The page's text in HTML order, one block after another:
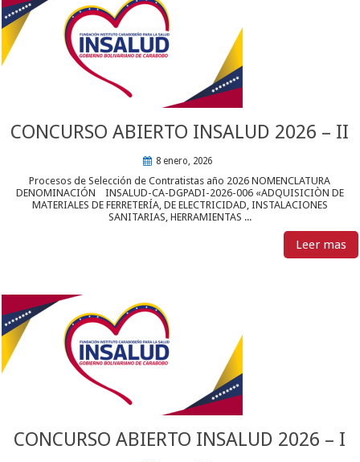
CONCURSO ABIERTO INSALUD 2026 – II
8 enero, 2026
Procesos de Selección de Contratistas año 2026 NOMENCLATURA
DENOMINACIÓN INSALUD-CA-DGPADI-2026-006 «ADQUISICIÒN DE
MATERIALES DE FERRETERÍA, DE ELECTRICIDAD, INSTALACIONES
SANITARIAS, HERRAMIENTAS ...
Leer mas
CONCURSO ABIERTO INSALUD 2026 – I